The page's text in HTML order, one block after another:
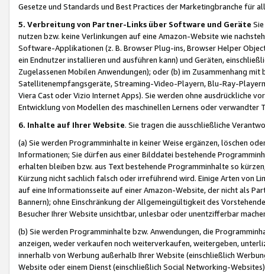
Gesetze und Standards und Best Practices der Marketingbranche für
5. Verbreitung von Partner-Links über Software und Geräte
nutzen bzw. keine Verlinkungen auf eine Amazon-Website wie
Software-Applikationen (z. B. Browser Plug-ins, Browser Helper
ein Endnutzer installieren und ausführen kann) und Geräten,
Zugelassenen Mobilen Anwendungen); oder (b) im Zusammenhang
Satellitenempfangsgeräte, Streaming-Video-Playern, Blu-Ray-
Viera Cast oder Vizio Internet Apps). Sie werden ohne ausdrückliche
Entwicklung von Modellen des maschinellen Lernens oder
6. Inhalte auf Ihrer Website. Sie tragen die ausschließliche
(a) Sie werden Programminhalte in keiner Weise ergänzen, löschen
Informationen; Sie dürfen aus einer Bilddatei bestehende
erhalten bleiben bzw. aus Text bestehende Programminhalte so
Kürzung nicht sachlich falsch oder irreführend wird. Einige Arten von
auf eine Informationsseite auf einer Amazon-Website, der nicht als
Bannern); ohne Einschränkung der Allgemeingültigkeit des
Besucher Ihrer Website unsichtbar, unlesbar oder unentzifferbar
(b) Sie werden Programminhalte bzw. Anwendungen, die
anzeigen, weder verkaufen noch weiterverkaufen, weitergeben,
innerhalb von Werbung außerhalb Ihrer Website (einschließlich
Website oder einem Dienst (einschließlich Social Networking-